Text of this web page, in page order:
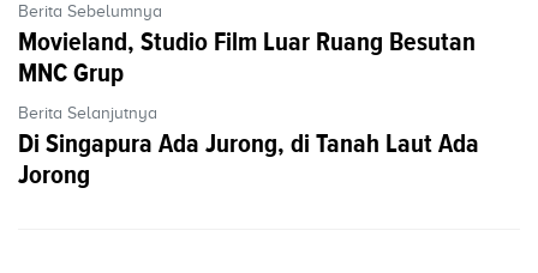
Berita Sebelumnya
Movieland, Studio Film Luar Ruang Besutan
MNC Grup
Berita Selanjutnya
Di Singapura Ada Jurong, di Tanah Laut Ada
Jorong